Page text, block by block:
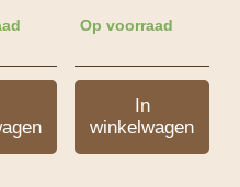
Op voorraad
In
winkelwagen